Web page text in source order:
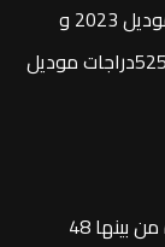
1473 دراجة موديل 2022 و 757 دراجة نارية موديل 2023 و
1700 موديل 2024 و 22944موديل 2025 و5259دراجات موديل
أما سيارات النقل فقد بلغت عددها 2942سيارة من بينها 48